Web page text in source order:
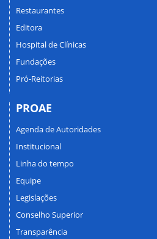
Restaurantes
Editora
Hospital de Clínicas
Fundações
Pró-Reitorias
PROAE
Agenda de Autoridades
Institucional
Linha do tempo
Equipe
Legislações
Conselho Superior
Transparência